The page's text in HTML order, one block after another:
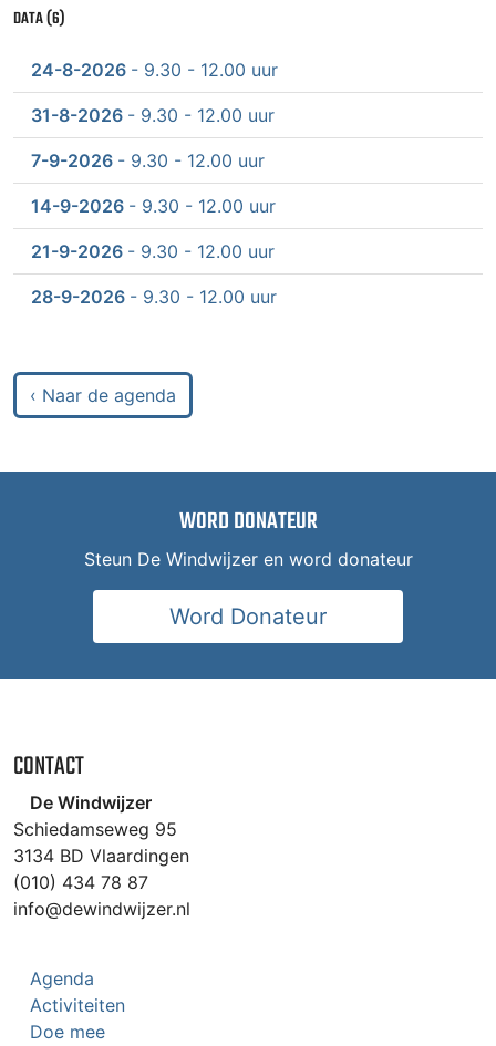
DATA (6)
24-8-2026 - 9.30 - 12.00 uur
31-8-2026 - 9.30 - 12.00 uur
7-9-2026 - 9.30 - 12.00 uur
14-9-2026 - 9.30 - 12.00 uur
21-9-2026 - 9.30 - 12.00 uur
28-9-2026 - 9.30 - 12.00 uur
‹ Naar de agenda
WORD DONATEUR
Steun De Windwijzer en word donateur
Word Donateur
CONTACT
De Windwijzer
Schiedamseweg 95
3134 BD Vlaardingen
(010) 434 78 87
info@dewindwijzer.nl
Agenda
Activiteiten
Doe mee